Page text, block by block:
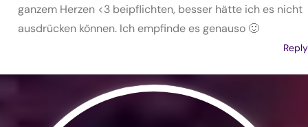
ganzem Herzen <3 beipflichten, besser hätte ich es nicht
ausdrücken können. Ich empfinde es genauso 🙂
Reply